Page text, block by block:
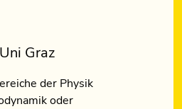
Graz
der Physik
oder